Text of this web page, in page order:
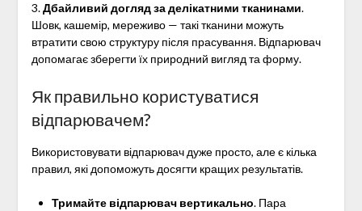
3.Дбайливий догляд за делікатними тканинами.
Шовк, кашемір, мереживо — такі тканини можуть
втратити свою структуру після прасування. Відпарювач
допомагає зберегти їх природний вигляд та форму.
Як правильно користуватися
відпарювачем?
Використовувати відпарювач дуже просто, але є кілька
правил, які допоможуть досягти кращих результатів.
Тримайте відпарювач вертикально. Пара